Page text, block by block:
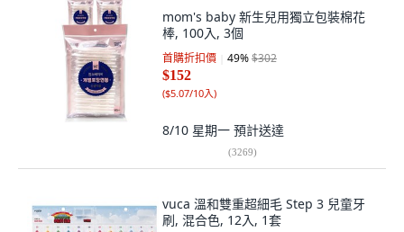
mom's baby 新生兒用獨立包裝棉花
棒, 100入, 3個
首購折扣價 49%$302
$152
($5.07/10入)
8/10 星期一 預計送達
(3269)
vuca 溫和雙重超細毛 Step 3 兒童牙
刷, 混合色, 12入, 1套